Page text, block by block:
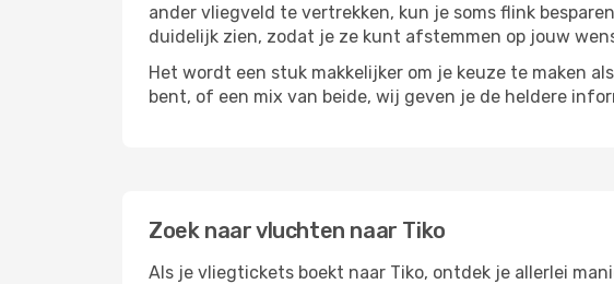
ander vliegveld te vertrekken, kun je soms flink
duidelijk zien, zodat je ze kunt afstemmen op jouw
Het wordt een stuk makkelijker om je keuze te maken
bent, of een mix van beide, wij geven je de heldere
Zoek naar vluchten naar Tiko
Als je vliegtickets boekt naar Tiko, ontdek je allerlei